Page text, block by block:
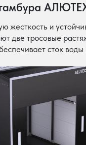
жесткость и
две тросовые
сток воды